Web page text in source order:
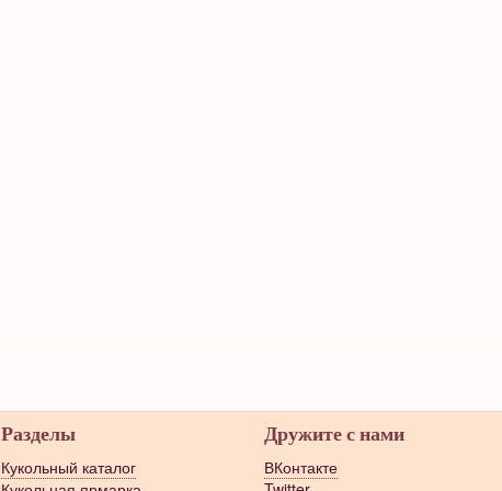
Разделы
Кукольный каталог
Дружите с нами
ВКонтакте